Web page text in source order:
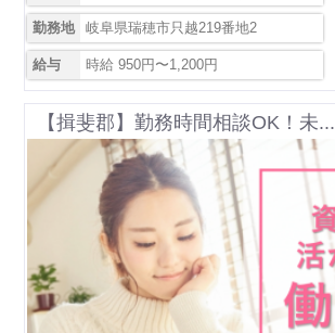
勤務地 岐阜県瑞穂市只越219番地2
給与 時給 950円〜1,200円
【揖斐郡】勤務時間相談OK！未...